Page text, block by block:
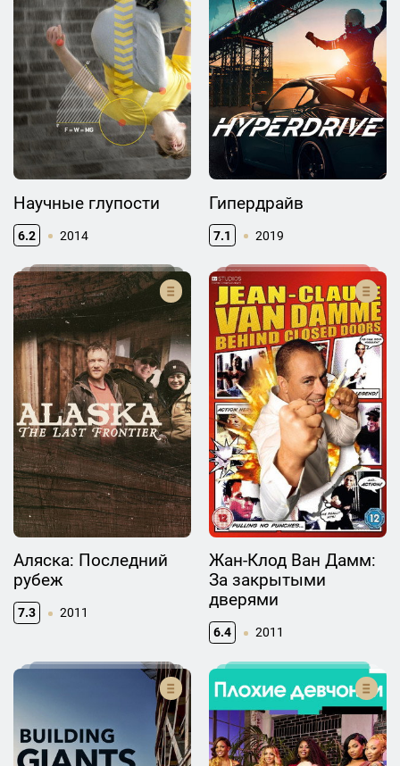
Научные глупости
6.2 2014
Гипердрайв
7.1 2019
Аляска: Последний
рубеж
7.3 2011
Жан-Клод Ван Дамм:
За закрытыми
дверями
6.4 2011